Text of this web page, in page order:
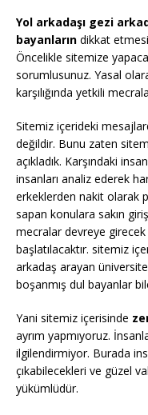
Yol arkadaşı gezi
bayanların dikkat
Öncelikle sitemize
sorumlusunuz. Yasal
karşılığında yetkili
Sitemiz içerideki
değildir. Bunu zaten
açıkladık. Karşındaki
insanları analiz ederek
erkeklerden nakit olarak
sapan konulara sakın
mecralar devreye girecek
başlatılacaktır. sitemiz
arkadaş arayan
boşanmış dul bayanlar
Yani sitemiz içerisinde
ayrım yapmıyoruz.
ilgilendirmiyor. Burada
çıkabilecekleri ve güzel
yükümlüdür.